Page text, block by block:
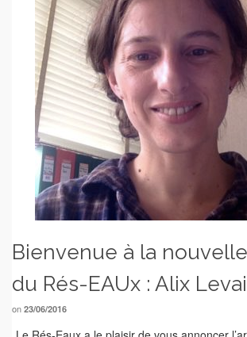
Bienvenue à la
du Rés-EAUx : Alix
on 23/06/2016